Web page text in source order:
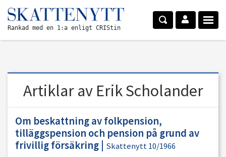
Rankad med en 1:a enligt CRIStin
Artiklar av Erik Scholander
Om beskattning av folkpension,
tilläggspension och pension på grund av
frivillig försäkring
Skattenytt 10/1966